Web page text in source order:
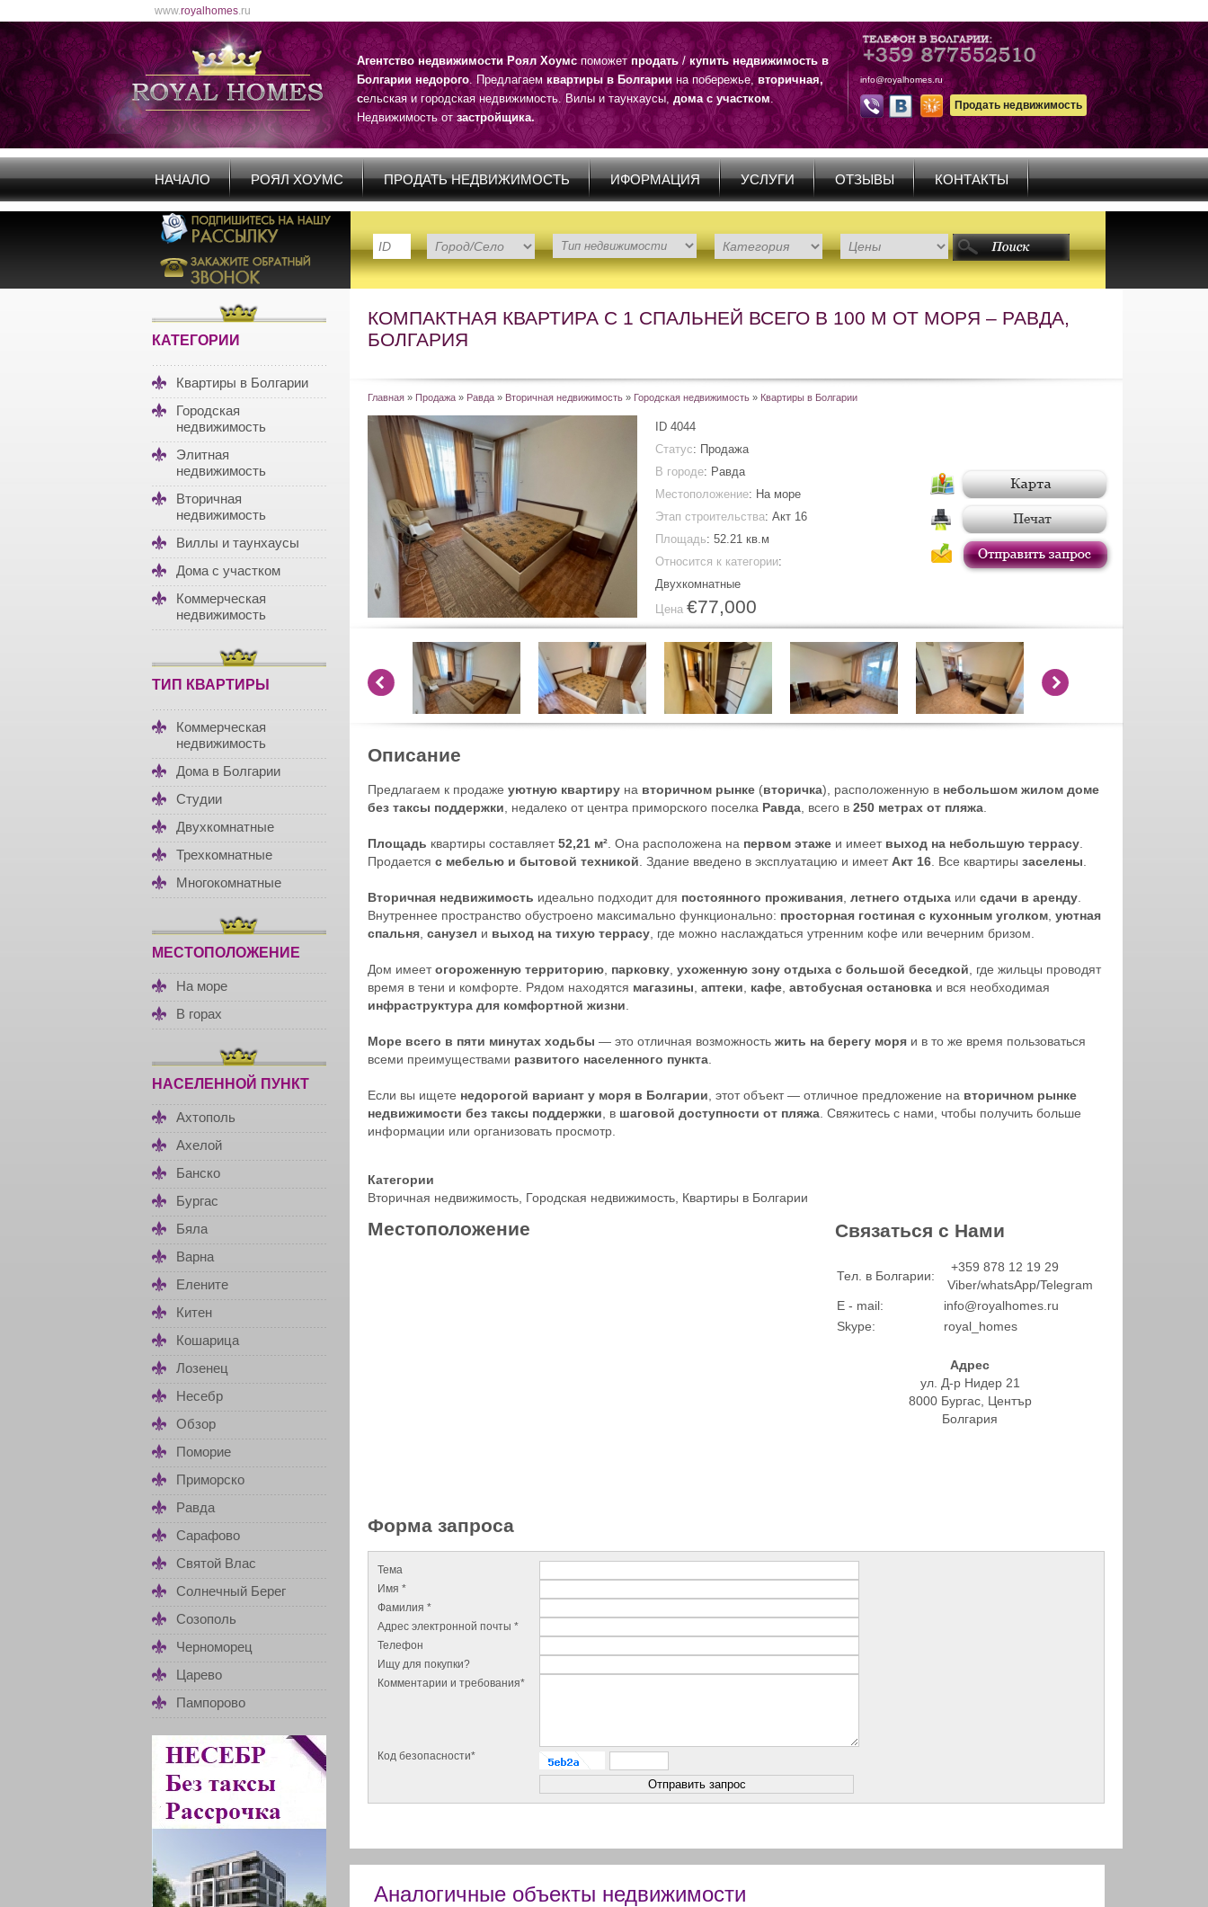
www.royalhomes.ru
Агентство недвижимости Роял Хоумспоможетпродать/купить недвижимость в
Болгарии недорого. Предлагаемквартиры в Болгариина побережье,вторичная,
сельская и городская недвижимость. Вилы и таунхаусы, дома с участком.
Недвижимость отзастройщика.
info@royalhomes.ru
Продать недвижимость
НАЧАЛО РОЯЛ ХОУМС ПРОДАТЬ НЕДВИЖИМОСТЬ ИФОРМАЦИЯ УСЛУГИ ОТЗЫВЫ КОНТАКТЫ
КАТЕГОРИИ
Квартиры в Болгарии
Городская
недвижимость
Элитная
недвижимость
Вторичная
недвижимость
Виллы и таунхаусы
Дома с участком
Коммерческая
недвижимость
ТИП КВАРТИРЫ
Коммерческая
недвижимость
Дома в Болгарии
Студии
Двухкомнатные
Трехкомнатные
Многокомнатные
МЕСТОПОЛОЖЕНИЕ
На море
В горах
НАСЕЛЕННОЙ ПУНКТ
Ахтополь
Ахелой
Банско
Бургас
Бяла
Варна
Елените
Китен
Кошарица
Лозенец
Несебр
Обзор
Поморие
Приморско
Равда
Сарафово
Святой Влас
Солнечный Берег
Созополь
Черноморец
Царево
Пампорово
КОМПАКТНАЯ КВАРТИРА С 1 СПАЛЬНЕЙ ВСЕГО В 100 М ОТ МОРЯ – РАВДА,
БОЛГАРИЯ
Главная » Продажа » Равда » Вторичная недвижимость » Городская недвижимость » Квартиры в Болгарии
ID 4044
Статус: Продажа
В городе: Равда
Местоположение: На море
Этап строительства: Акт 16
Площадь: 52.21 кв.м
Относится к категории:
Двухкомнатные
Цена €77,000
Описание
Предлагаем к продаже уютную квартиру на вторичном рынке (вторичка), расположенную в небольшом жилом доме
без таксы поддержки , недалеко от центра приморского поселка Равда , всего в 250 метрах от пляжа
Площадь квартиры составляет52,21 м² . Она расположена на первом этаже и имеет выход на небольшую террасу
Продается с мебелью и бытовой техникой . Здание введено в эксплуатацию и имеет Акт 16 . Все квартиры заселены
Вторичная недвижимость идеально подходит для постоянного проживания летнего отдыха или сдачи в аренду
Внутреннее пространство обустроено максимально функционально: просторная гостиная с кухонным уголком уютная
спальня санузел и выход на тихую террасу , где можно наслаждаться утренним кофе или вечерним бризом.
Дом имеетогороженную территорию парковку ухоженную зону отдыха с большой беседкой , где жильцы проводят
время в тени и комфорте. Рядом находятся магазины аптеки кафе автобусная остановка и вся необходимая
инфраструктура для комфортной жизни
Море всего в пяти минутах ходьбы — это отличная возможность жить на берегу моря и в то же время пользоваться
всеми преимуществами развитого населенного пункта
Если вы ищете недорогой вариант у моря в Болгарии , этот объект — отличное предложение на вторичном рынке
недвижимости без таксы поддержки , в шаговой доступности от пляжа . Свяжитесь с нами, чтобы получить больше
информации или организовать просмотр.
Категории
Вторичная недвижимость Городская недвижимость Квартиры в Болгарии
Местоположение Связаться с Нами
Тел. в Болгарии:
+359 878 12 19 29
Viber/whatsApp/Telegram
E - mail:
info@royalhomes.ru
Skype:
royal_homes
Адрес
ул. Д-р Нидер 21
8000 Бургас, Център
Болгария
Форма запроса
Тема
Имя *
Фамилия *
Адрес электронной почты *
Телефон
Ищу для покупки?
Комментарии и требования*
Код безопасности*
Аналогичные объекты недвижимости